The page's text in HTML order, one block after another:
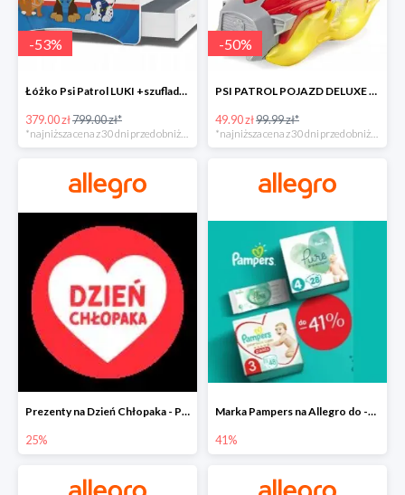
-53%
Łóżko Psi Patrol LUKI +szuflada+materac+grafika -52%
379.00 zł799.00 zł*
-50%
PSI PATROL POJAZD DELUXE FIGURKA MARSHALL MIGHTY -50%
49.90 zł99.99 zł*
Prezenty na Dzień Chłopaka - Produkty SOXO do -25%
25%
Marka Pampers na Allegro do -41%
41%